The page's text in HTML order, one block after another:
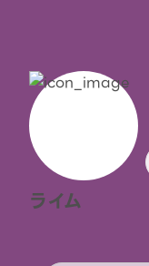
ライム